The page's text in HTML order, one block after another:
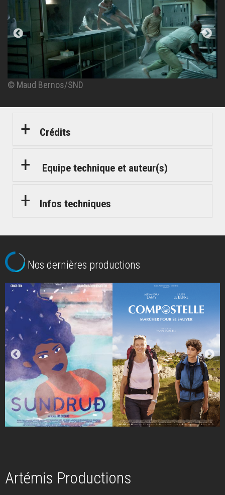
© Maud Bernos/SND
© Maud Bernos/SND
© Maud Bernos/SND
© Maud Bernos/SND
© Maud Bernos/SND
Crédits
Equipe technique et auteur(s)
Infos techniques
Nos dernières productions
Artémis Productions